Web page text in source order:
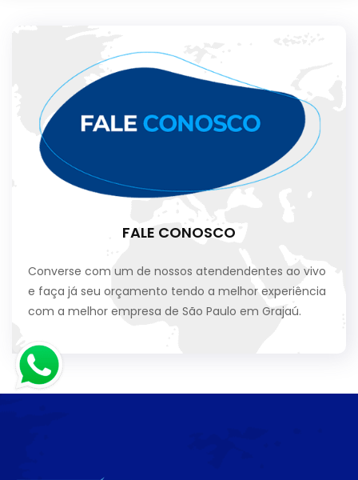
FALE CONOSCO
Converse com um de nossos atendendentes ao vivo
e faça já seu orçamento tendo a melhor experiência
com a melhor empresa de São Paulo em Grajaú.